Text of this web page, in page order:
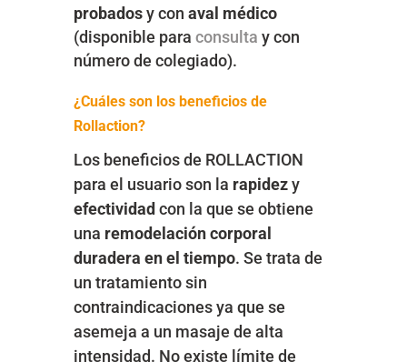
probadosy con aval médico
(disponible para consulta y con
número de colegiado).
¿Cuáles son los beneficios de
Rollaction?
Los beneficios de ROLLACTION
para el usuario son la rapidezy
efectividadcon la que se obtiene
una remodelación corporal
duradera en el tiempo. Se trata de
un tratamiento sin
contraindicaciones ya que se
asemeja a un masaje de alta
intensidad. No existe límite de